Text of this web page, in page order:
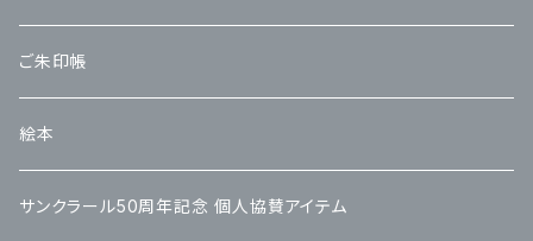
ご朱印帳
絵本
サンクラール50周年記念 個人協賛アイテム